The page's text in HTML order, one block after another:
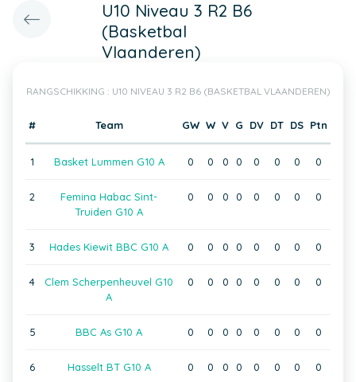
U10 Niveau 3 R2 B6
(Basketbal
Vlaanderen)
RANGSCHIKKING : U10 NIVEAU 3 R2 B6 (BASKETBAL VLAANDEREN)
# Team GW W V G DV DT DS Ptn
1 Basket Lummen G10 A 0 0 0 0 0 0 0 0
2
Femina Habac Sint-
Truiden G10 A
0 0 0 0 0 0 0 0
3 Hades Kiewit BBC G10 A 0 0 0 0 0 0 0 0
4
Clem Scherpenheuvel G10
A
0 0 0 0 0 0 0 0
5 BBC As G10 A 0 0 0 0 0 0 0 0
6 Hasselt BT G10 A 0 0 0 0 0 0 0 0